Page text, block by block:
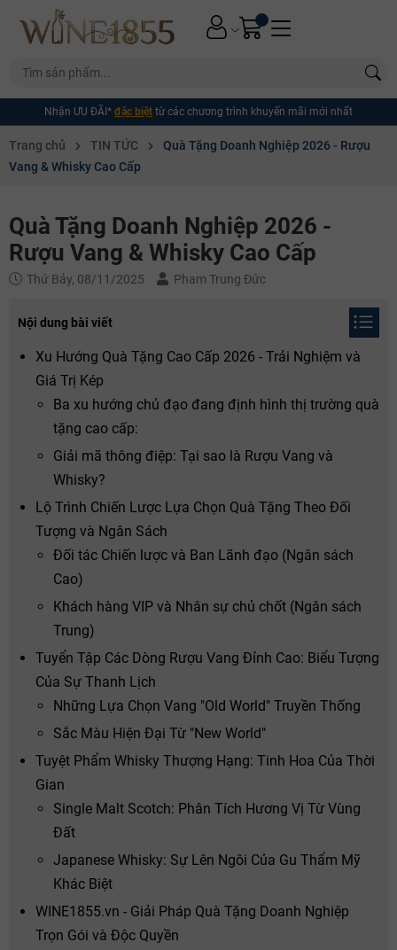
Nhận MIỄN PHÍ*giao hàngThưởng vang trọn vẹn, miễn phí giao tận nơi
Trang chủ TIN TỨC
Quà Tặng Doanh Nghiệp 2026 - Rượu
Vang & Whisky Cao Cấp
Quà Tặng Doanh Nghiệp 2026 -
Rượu Vang & Whisky Cao Cấp
Thứ Bảy, 08/11/2025 Pham Trung Đức
Nội dung bài viết
Xu Hướng Quà Tặng Cao Cấp 2026 - Trải Nghiệm và
Giá Trị Kép
Ba xu hướng chủ đạo đang định hình thị trường quà
tặng cao cấp:
Giải mã thông điệp: Tại sao là Rượu Vang và
Whisky?
Lộ Trình Chiến Lược Lựa Chọn Quà Tặng Theo Đối
Tượng và Ngân Sách
Đối tác Chiến lược và Ban Lãnh đạo (Ngân sách
Cao)
Khách hàng VIP và Nhân sự chủ chốt (Ngân sách
Trung)
Tuyển Tập Các Dòng Rượu Vang Đỉnh Cao: Biểu Tượng
Của Sự Thanh Lịch
Những Lựa Chọn Vang "Old World" Truyền Thống
Sắc Màu Hiện Đại Từ "New World"
Tuyệt Phẩm Whisky Thượng Hạng: Tinh Hoa Của Thời
Gian
Single Malt Scotch: Phân Tích Hương Vị Từ Vùng
Đất
Japanese Whisky: Sự Lên Ngôi Của Gu Thẩm Mỹ
Khác Biệt
WINE1855.vn - Giải Pháp Quà Tặng Doanh Nghiệp
Trọn Gói và Độc Quyền